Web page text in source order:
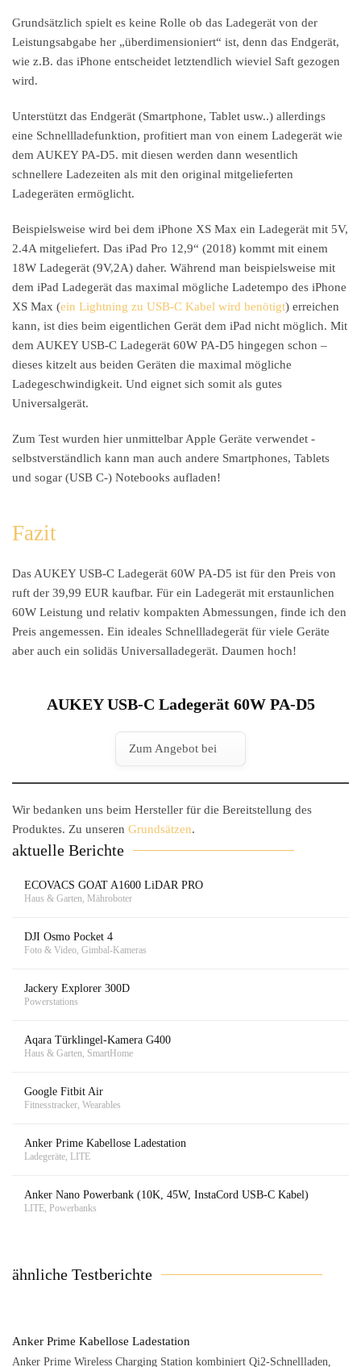
Grundsätzlich spielt es keine Rolle ob das Ladegerät von der
Leistungsabgabe her „überdimensioniert“ ist, denn das Endgerät,
wie z.B. das iPhone entscheidet letztendlich wieviel Saft gezogen
wird.
Unterstützt das Endgerät (Smartphone, Tablet usw..) allerdings
eine Schnellladefunktion, profitiert man von einem Ladegerät wie
dem AUKEY PA-D5. mit diesen werden dann wesentlich
schnellere Ladezeiten als mit den original mitgelieferten
Ladegeräten ermöglicht.
Beispielsweise wird bei dem iPhone XS Max ein Ladegerät mit 5V,
2.4A mitgeliefert. Das iPad Pro 12,9“ (2018) kommt mit einem
18W Ladegerät (9V,2A) daher. Während man beispielsweise mit
dem iPad Ladegerät das maximal mögliche Ladetempo des iPhone
XS Max (ein Lightning zu USB-C Kabel wird benötigt) erreichen
kann, ist dies beim eigentlichen Gerät dem iPad nicht möglich. Mit
dem AUKEY USB-C Ladegerät 60W PA-D5 hingegen schon –
dieses kitzelt aus beiden Geräten die maximal mögliche
Ladegeschwindigkeit. Und eignet sich somit als gutes
Universalgerät.
Zum Test wurden hier unmittelbar Apple Geräte verwendet -
selbstverständlich kann man auch andere Smartphones, Tablets
und sogar (USB C-) Notebooks aufladen!
Fazit
Das AUKEY USB-C Ladegerät 60W PA-D5 ist für den Preis von
ruft der 39,99 EUR kaufbar. Für ein Ladegerät mit erstaunlichen
60W Leistung und relativ kompakten Abmessungen, finde ich den
Preis angemessen. Ein ideales Schnellladegerät für viele Geräte
aber auch ein solidäs Universalladegerät. Daumen hoch!
AUKEY USB-C Ladegerät 60W PA-D5
Zum Angebot bei
Wir bedanken uns beim Hersteller für die Bereitstellung des
Produktes. Zu unseren Grundsätzen.
aktuelle Berichte
ECOVACS GOAT A1600 LiDAR PRO
Haus & Garten, Mähroboter
DJI Osmo Pocket 4
Foto & Video, Gimbal-Kameras
Jackery Explorer 300D
Powerstations
Aqara Türklingel-Kamera G400
Haus & Garten, SmartHome
Google Fitbit Air
Fitnesstracker, Wearables
Anker Prime Kabellose Ladestation
Ladegeräte, LITE
Anker Nano Powerbank (10K, 45W, InstaCord USB-C Kabel)
LITE, Powerbanks
ähnliche Testberichte
Anker Prime Kabellose Ladestation
Anker Prime Wireless Charging Station kombiniert Qi2-Schnellladen,